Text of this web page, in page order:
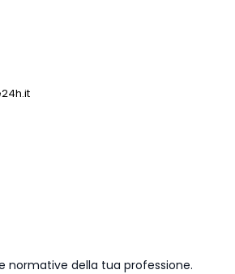
normative della tua professione.